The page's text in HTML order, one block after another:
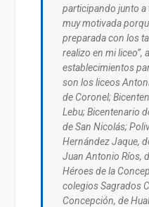
participando junto
muy motivada
preparada con los
realizo en mi liceo”,
establecimientos
son los liceos
de Coronel;
Lebu; Bicentenario
de San Nicolás;
Hernández Jaque,
Juan Antonio Ríos,
Héroes de la
colegios Sagrados
Concepción, de